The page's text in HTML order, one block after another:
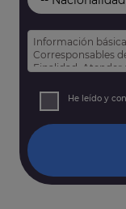
Información
Corresponsables
Finalidad:
Derechos: Puede
así como otros
He leído y